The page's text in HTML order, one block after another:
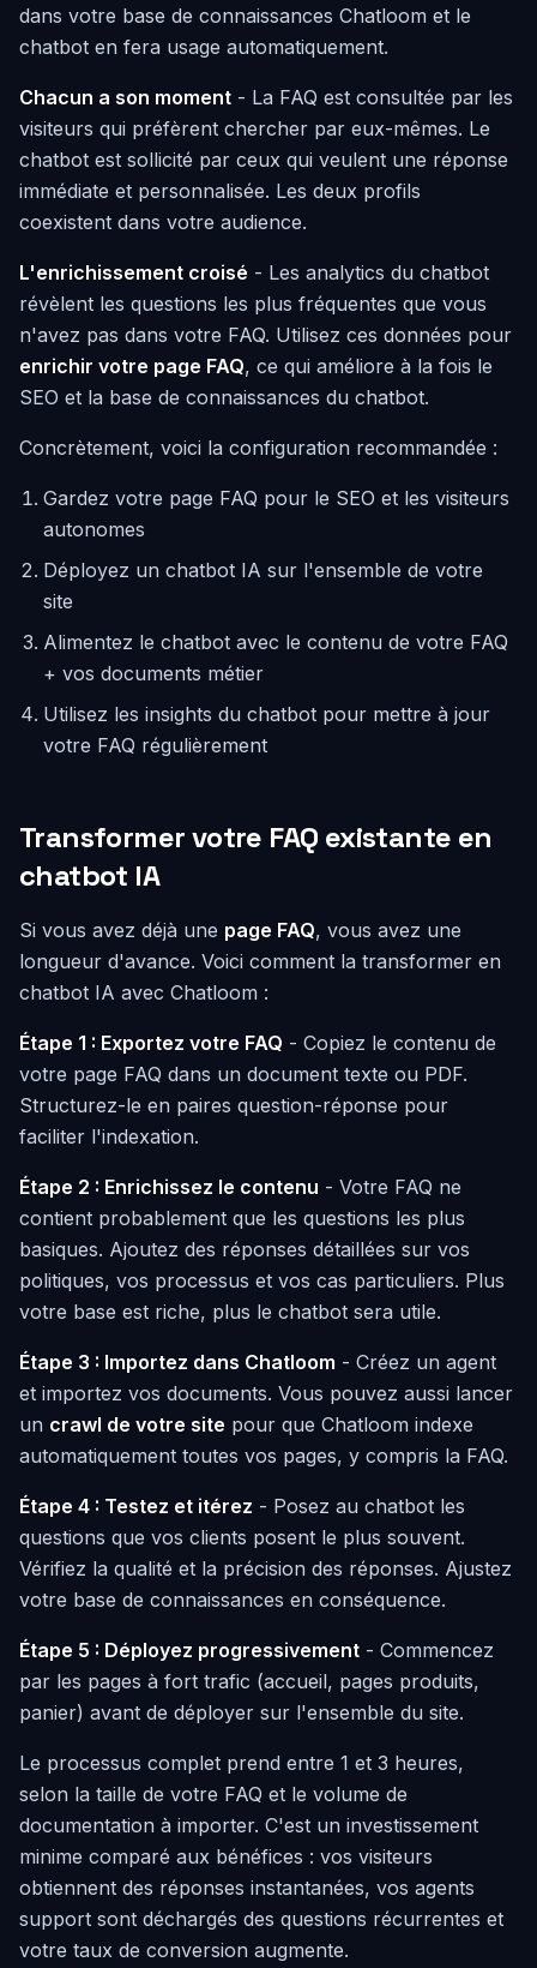
dans votre base de connaissances Chatloom et le
chatbot en fera usage automatiquement.
Chacun a son moment - La FAQ est consultée par les
visiteurs qui préfèrent chercher par eux-mêmes. Le
chatbot est sollicité par ceux qui veulent une réponse
immédiate et personnalisée. Les deux profils
coexistent dans votre audience.
L'enrichissement croisé - Les analytics du chatbot
révèlent les questions les plus fréquentes que vous
n'avez pas dans votre FAQ. Utilisez ces données pour
enrichir votre page FAQ, ce qui améliore à la fois le
SEO et la base de connaissances du chatbot.
Concrètement, voici la configuration recommandée :
Gardez votre page FAQ pour le SEO et les visiteurs
autonomes
Déployez un chatbot IA sur l'ensemble de votre
site
Alimentez le chatbot avec le contenu de votre FAQ
+ vos documents métier
Utilisez les insights du chatbot pour mettre à jour
votre FAQ régulièrement
Transformer votre FAQ existante en
chatbot IA
Si vous avez déjà une page FAQ, vous avez une
longueur d'avance. Voici comment la transformer en
chatbot IA avec Chatloom :
Étape 1 : Exportez votre FAQ - Copiez le contenu de
votre page FAQ dans un document texte ou PDF.
Structurez-le en paires question-réponse pour
faciliter l'indexation.
Étape 2 : Enrichissez le contenu - Votre FAQ ne
contient probablement que les questions les plus
basiques. Ajoutez des réponses détaillées sur vos
politiques, vos processus et vos cas particuliers. Plus
votre base est riche, plus le chatbot sera utile.
Étape 3 : Importez dans Chatloom - Créez un agent
et importez vos documents. Vous pouvez aussi lancer
un crawl de votre site pour que Chatloom indexe
automatiquement toutes vos pages, y compris la FAQ.
Étape 4 : Testez et itérez - Posez au chatbot les
questions que vos clients posent le plus souvent.
Vérifiez la qualité et la précision des réponses. Ajustez
votre base de connaissances en conséquence.
Étape 5 : Déployez progressivement - Commencez
par les pages à fort trafic (accueil, pages produits,
panier) avant de déployer sur l'ensemble du site.
Le processus complet prend entre 1 et 3 heures,
selon la taille de votre FAQ et le volume de
documentation à importer. C'est un investissement
minime comparé aux bénéfices : vos visiteurs
obtiennent des réponses instantanées, vos agents
support sont déchargés des questions récurrentes et
votre taux de conversion augmente.